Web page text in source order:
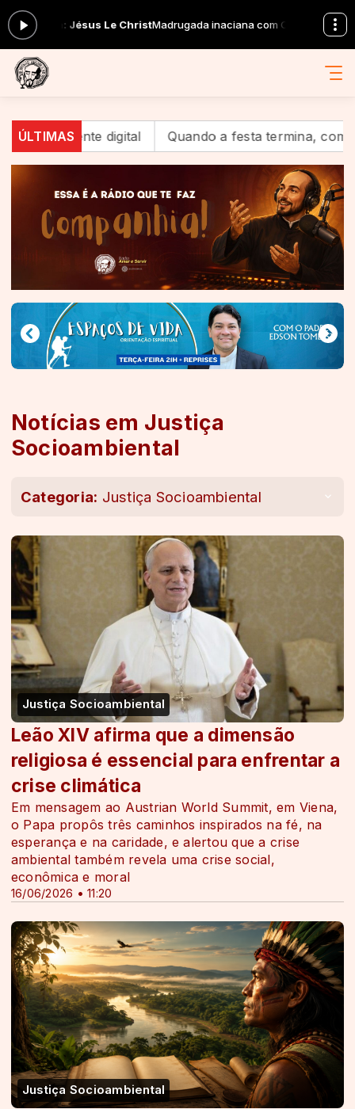
Le ChristMadrugada inaciana com Comunidade Taizé das
ÚLTIMASQuando a festa termina, começa a missão: o
Notícias em Justiça
Socioambiental
Categoria: Justiça Socioambiental
Justiça Socioambiental
16/06/2026 • 11:20
Leão XIV afirma que a dimensão
religiosa é essencial para enfrentar a
crise climática
Em mensagem ao Austrian World Summit, em Viena,
o Papa propôs três caminhos inspirados na fé, na
esperança e na caridade, e alertou que a crise
ambiental também revela uma crise social,
econômica e moral
Justiça Socioambiental